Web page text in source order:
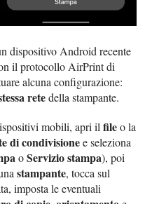
dispositivo Android recente
il protocollo AirPrint di
alcuna configurazione:
retedella stampante.
mobili, apri ilfileo la
di condivisionee seleziona
oServizio stampa), poi
stampante, tocca sul
imposta le eventuali